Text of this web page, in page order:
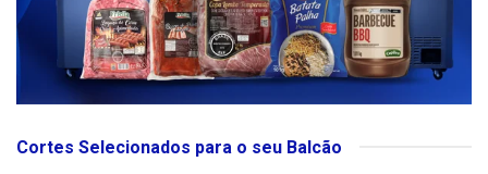
Cortes Selecionados para o seu Balcão